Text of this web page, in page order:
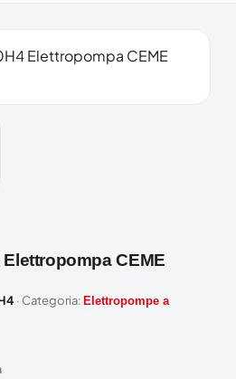
CEME
· Categoria: Elettropompe a